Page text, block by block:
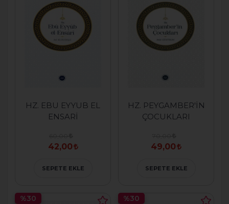
HZ. EBU EYYUB EL
ENSARİ
42,00
SEPETE EKLE
HZ. PEYGAMBER'İN
ÇOCUKLARI
49,00
SEPETE EKLE
%30 %30